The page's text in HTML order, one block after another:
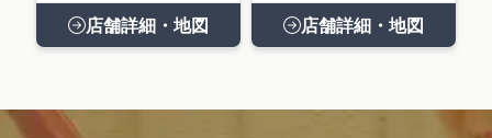
店舗詳細・地図 店舗詳細・地図